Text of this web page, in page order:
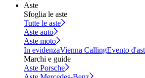
Aste
Sfoglia le aste
Tutte le aste
Aste auto
Aste moto
In evidenzaVienna CallingEvento
Marchi e guide
Aste Porsche